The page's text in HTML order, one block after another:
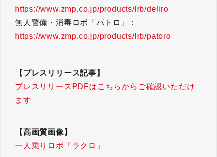
https://www.zmp.co.jp/products/lrb/deliro
無人警備・消毒ロボ「パトロ」：
https://www.zmp.co.jp/products/lrb/patoro
【プレスリリース記事】
プレスリリースPDFはこちらからご確認いただけ
ます
【高画質画像】
一人乗りロボ「ラクロ」